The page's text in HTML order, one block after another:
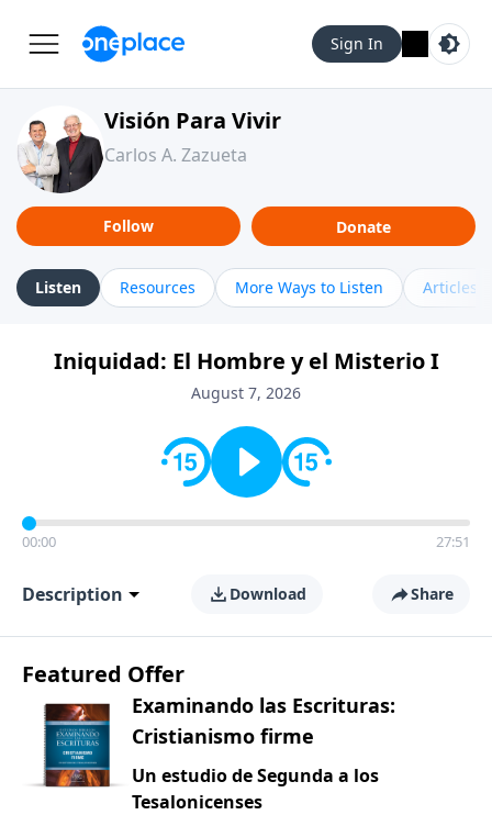
Sign In
Visión Para Vivir
Carlos A. Zazueta
Follow Donate
Listen Resources More Ways to Listen Articles
Iniquidad: El Hombre y el Misterio I
August 7, 2026
00:00 27:51
Description Download Share
Featured Offer
Examinando las Escrituras:
Cristianismo firme
Un estudio de Segunda a los
Tesalonicenses